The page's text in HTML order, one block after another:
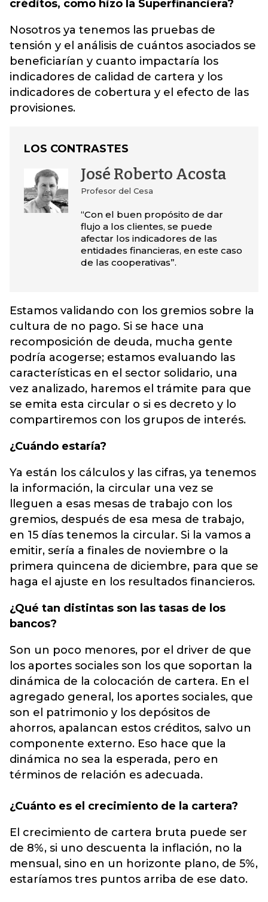
créditos, como hizo la Superfinanciera?
Nosotros ya tenemos las pruebas de
tensión y el análisis de cuántos asociados se
beneficiarían y cuanto impactaría los
indicadores de calidad de cartera y los
indicadores de cobertura y el efecto de las
provisiones.
LOS CONTRASTES
José Roberto Acosta
Profesor del Cesa
“Con el buen propósito de dar
flujo a los clientes, se puede
afectar los indicadores de las
entidades financieras, en este caso
de las cooperativas”.
Estamos validando con los gremios sobre la
cultura de no pago. Si se hace una
recomposición de deuda, mucha gente
podría acogerse; estamos evaluando las
características en el sector solidario, una
vez analizado, haremos el trámite para que
se emita esta circular o si es decreto y lo
compartiremos con los grupos de interés.
¿Cuándo estaría?
Ya están los cálculos y las cifras, ya tenemos
la información, la circular una vez se
lleguen a esas mesas de trabajo con los
gremios, después de esa mesa de trabajo,
en 15 días tenemos la circular. Si la vamos a
emitir, sería a finales de noviembre o la
primera quincena de diciembre, para que se
haga el ajuste en los resultados financieros.
¿Qué tan distintas son las tasas de los
bancos?
Son un poco menores, por el driver de que
los aportes sociales son los que soportan la
dinámica de la colocación de cartera. En el
agregado general, los aportes sociales, que
son el patrimonio y los depósitos de
ahorros, apalancan estos créditos, salvo un
componente externo. Eso hace que la
dinámica no sea la esperada, pero en
términos de relación es adecuada.
¿Cuánto es el crecimiento de la cartera?
El crecimiento de cartera bruta puede ser
de 8%, si uno descuenta la inflación, no la
mensual, sino en un horizonte plano, de 5%,
estaríamos tres puntos arriba de ese dato.